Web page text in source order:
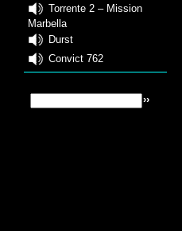
Torrente 2 – Mission
Marbella
Durst
Convict 762